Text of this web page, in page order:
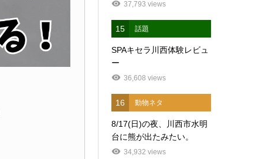
37,793 views
15 話題
SPAキセラ川西体験レビュ
ー
36,608 views
16 動物ネタ
8/17(日)の夜、川西市水明
台に熊が出たみたい。
34,932 views